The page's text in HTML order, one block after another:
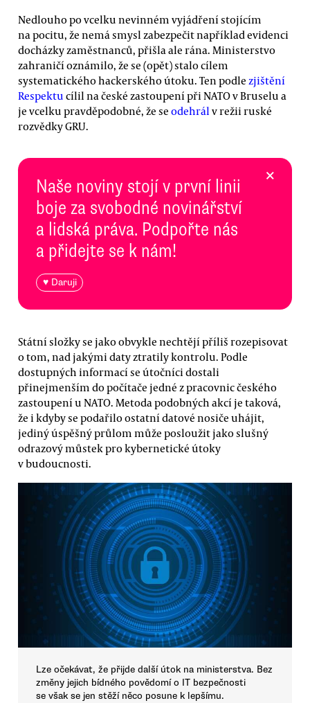
Nedlouho po vcelku nevinném vyjádření stojícím
na pocitu, že nemá smysl zabezpečit například evidenci
docházky zaměstnanců, přišla ale rána. Ministerstvo
zahraničí oznámilo, že se (opět) stalo cílem
systematického hackerského útoku. Ten podle zjištění
Respektu cílil na české zastoupení při NATO v Bruselu a
je vcelku pravděpodobné, že se odehrál v režii ruské
rozvědky GRU.
Naše noviny stojí v první linii
boje za svobodné novinářství
a lidská práva. Podpořte nás
a přidejte se k nám!
♥ Daruji
×
Státní složky se jako obvykle nechtějí příliš rozepisovat
o tom, nad jakými daty ztratily kontrolu. Podle
dostupných informací se útočníci dostali
přinejmenším do počítače jedné z pracovnic českého
zastoupení u NATO. Metoda podobných akcí je taková,
že i kdyby se podařilo ostatní datové nosiče uhájit,
jediný úspěšný průlom může posloužit jako slušný
odrazový můstek pro kybernetické útoky
v budoucnosti.
Lze očekávat, že přijde další útok na ministerstva. Bez
změny jejich bídného povědomí o IT bezpečnosti
se však se jen stěží něco posune k lepšímu.